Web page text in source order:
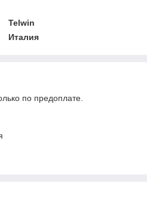
Telwin
Италия
по предоплате.